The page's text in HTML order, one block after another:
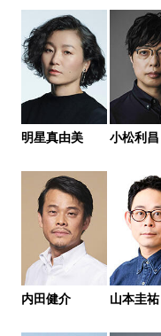
明星真由美 小松利昌
内田健介 山本圭祐